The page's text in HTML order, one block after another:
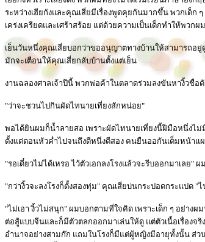
ระหว่างเฮียกังและคุณเสี่ยมีเรื่องพูดคุยกันมากขึ้น พวกเด็ก
เคร่งเครียดและเศร้าสร้อย แต่ด้วยความเป็นเด็กทำให้พวก
เย็นวันหนึ่งคุณเสี่ยบอกว่าขออนุญาตทางบ้านให้สามารถอยู่
มักจะเตือนให้คุณเสี่ยกลับบ้านตั้งแต่เย็น
งานฉลองศาลเจ้าปีนี้ พวกพ่อค้าในตลาดร่วมลงขันหางิ้วชื่อ
"ว่าจะชวนไปกินผัดไทนายเที่ยงสักหน่อย"
พอได้ยินผมก็น้ำลายสอ เพราะผัดไทนายเที่ยงนี้ฝีมือหนึ่งไ
ตั้งแต่ตอนหัวค่ำไปจนถึงตีหนึ่งตีสอง คนยืนออกันเต็มหน้าแ
"รอเดี๋ยวไม่ได้เหรอ ไว้ตัวเอกลงโรงแล้วจะรีบออกมาเลย"
"กว่างิ้วจะลงโรงก็ตั้งสองทุ่ม" คุณเสี่ยบ่นกระปอดกระแปด "ไ
"ไม่เอา งิ้วไม่สนุก" ผมบอกตามที่ใจคิด เพราะเด็ก ๆ อย่าง
ต่อสู้แบบจีนและก็มีตัวตลกออกมาเล่นให้ดู แต่ตัวเนื้อเรื่องจริ
อำนาจอย่างสามก๊ก แถมในโรงก็มีแต่ผู้หญิงมีอายุทั้งนั้น ส่ว